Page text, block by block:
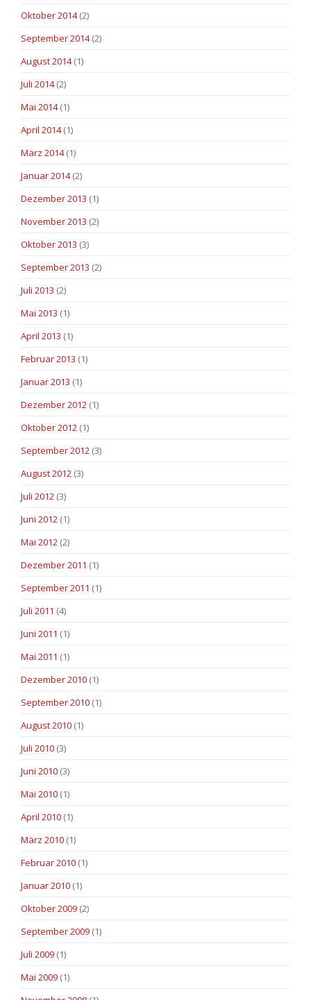
Oktober 2014(2)
September 2014(2)
August 2014(1)
Juli 2014(2)
Mai 2014(1)
April 2014(1)
März 2014(1)
Januar 2014(2)
Dezember 2013 (1)
November 2013 (2)
Oktober 2013 (3)
September 2013 (2)
Juli 2013 (2)
Mai 2013 (1)
April 2013 (1)
Februar 2013 (1)
Januar 2013 (1)
Dezember 2012 (1)
Oktober 2012 (1)
September 2012 (3)
August 2012 (3)
Juli 2012 (3)
Juni 2012 (1)
Mai 2012 (2)
Dezember 2011 (1)
September 2011 (1)
Juli 2011 (4)
Juni 2011 (1)
Mai 2011 (1)
Dezember 2010 (1)
September 2010 (1)
August 2010 (1)
Juli 2010 (3)
Juni 2010 (3)
Mai 2010 (1)
April 2010 (1)
März 2010 (1)
Februar 2010 (1)
Januar 2010 (1)
Oktober 2009 (2)
September 2009 (1)
Juli 2009 (1)
Mai 2009 (1)